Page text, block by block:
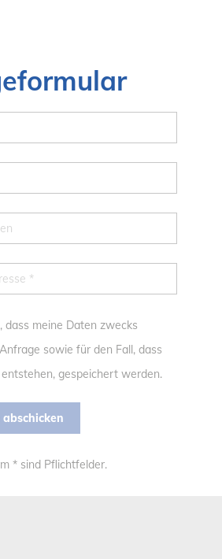
dass meine Daten zwecks
sowie für den Fall, dass
gespeichert werden.
* sind Pflichtfelder.